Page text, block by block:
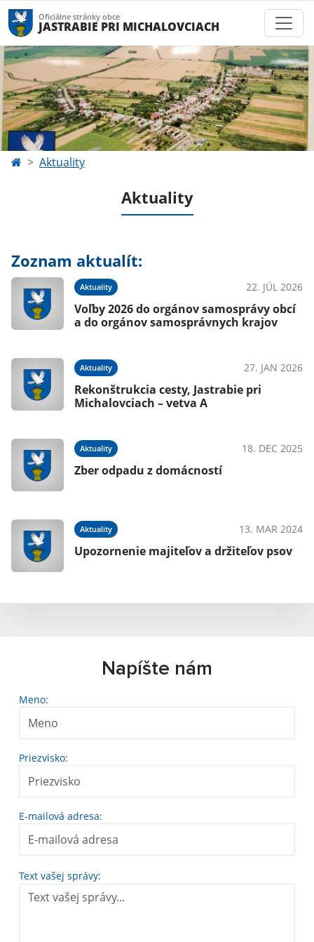
Oficiálne stránky obce
JASTRABIE PRI MICHALOVCIACH
Aktuality
Aktuality
Zoznam aktualít:
Aktuality 22. JÚL 2026
Voľby 2026 do orgánov samosprávy obcí
a do orgánov samosprávnych krajov
Aktuality 27. JAN 2026
Rekonštrukcia cesty, Jastrabie pri
Michalovciach – vetva A
Aktuality 18. DEC 2025
Zber odpadu z domácností
Aktuality 13. MAR 2024
Upozornenie majiteľov a držiteľov psov
Napíšte nám
Meno:
Priezvisko:
E-mailová adresa:
Text vašej správy: